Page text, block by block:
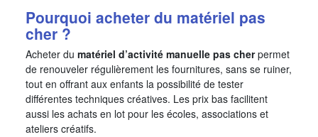
Pourquoi acheter du matériel pas
cher ?
Acheter du matériel d’activité manuelle pas cherpermet
de renouveler régulièrement les fournitures, sans se ruiner,
tout en offrant aux enfants la possibilité de tester
différentes techniques créatives. Les prix bas facilitent
aussi les achats en lot pour les écoles, associations et
ateliers créatifs.